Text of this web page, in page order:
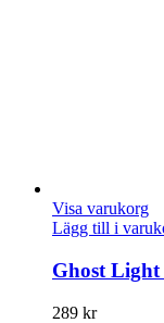
Visa varukorg
Lägg till i
Ghost
289 kr